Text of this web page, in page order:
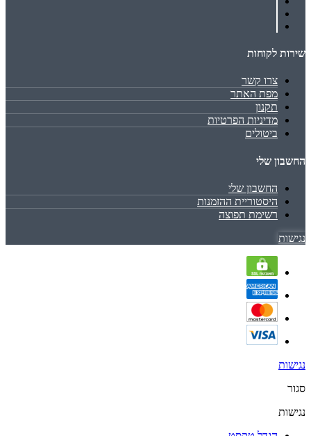
שירות לקוחות
צרו קשר
מפת האתר
תקנון
מדיניות הפרטיות
ביטולים
החשבון שלי
החשבון שלי
היסטוריית ההזמנות
רשימת תפוצה
נגישות
נגישות
סגור
נגישות